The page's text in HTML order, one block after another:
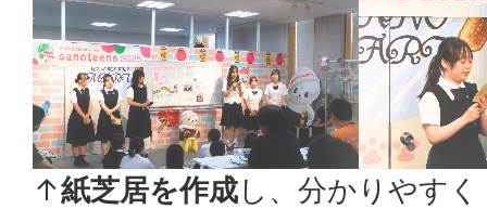
↑紙芝居を作成し、分かりやす